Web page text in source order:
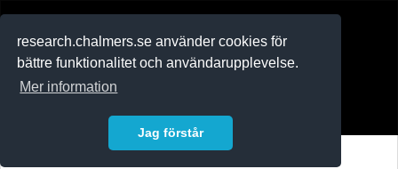
research.chalmers.se använder cookies för
bättre funktionalitet och användarupplevelse.
Mer information
Jag förstår